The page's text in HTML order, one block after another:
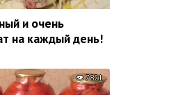
и очень
на каждый день!
7821